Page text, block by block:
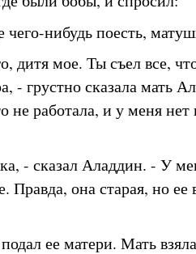
нибудь поесть,
дитя мое. Ты съел все,
- грустно сказала мать
не работала, и у меня
- сказал Аладдин. - У
Правда, она старая, но
ее матери. Мать